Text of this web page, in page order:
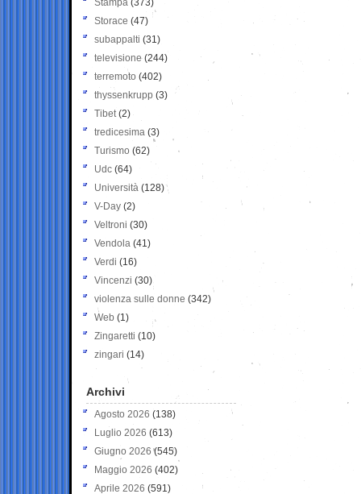
Stampa (373)
Storace (47)
subappalti (31)
televisione(244)
terremoto (402)
thyssenkrupp (3)
Tibet(2)
tredicesima (3)
Turismo (62)
Udc (64)
Università (128)
V-Day (2)
Veltroni (30)
Vendola (41)
Verdi (16)
Vincenzi (30)
violenza sulle donne (342)
Web (1)
Zingaretti (10)
zingari (14)
Archivi
Agosto 2026 (138)
Luglio 2026 (613)
Giugno 2026 (545)
Maggio 2026 (402)
Aprile 2026 (591)